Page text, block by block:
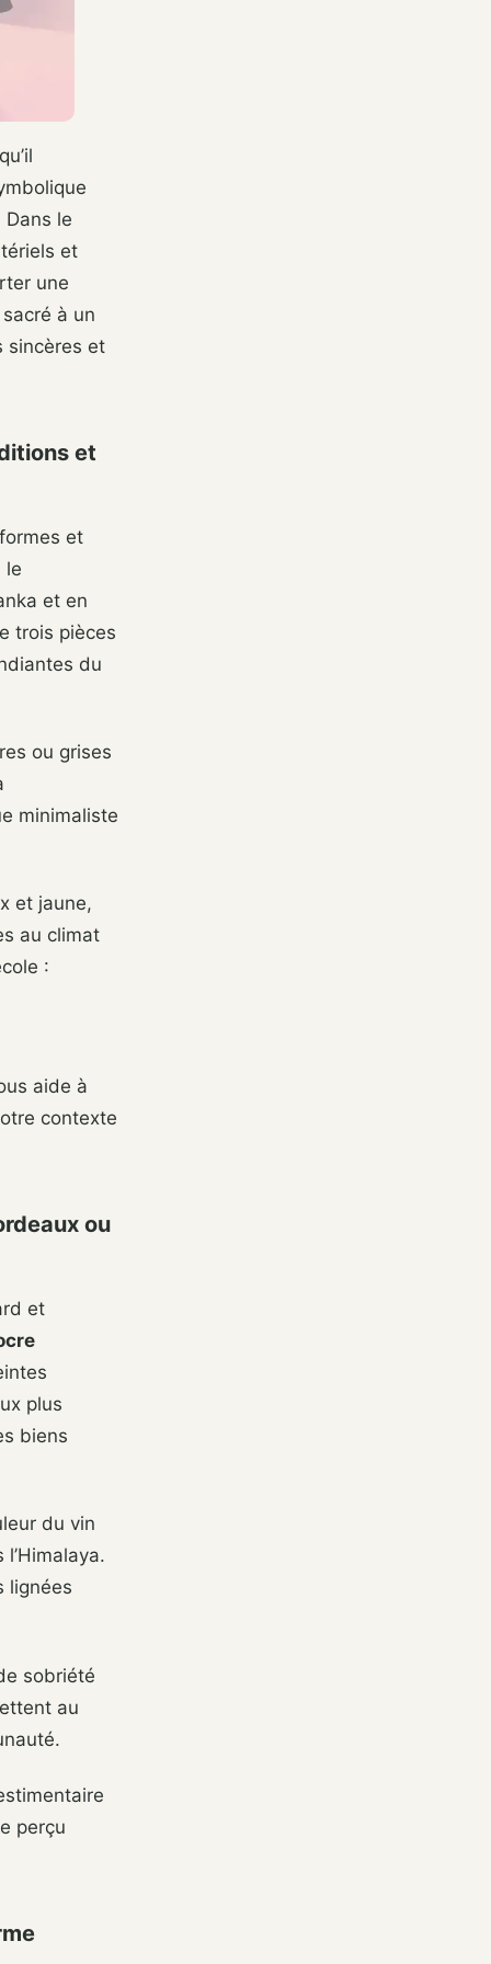
le
et
une
à un
sincères et
et
et
le
et en
trois pièces
du
ou grises
minimaliste
et jaune,
au climat
:
aide à
contexte
ou
et
plus
biens
du vin
lignées
sobriété
au
perçu